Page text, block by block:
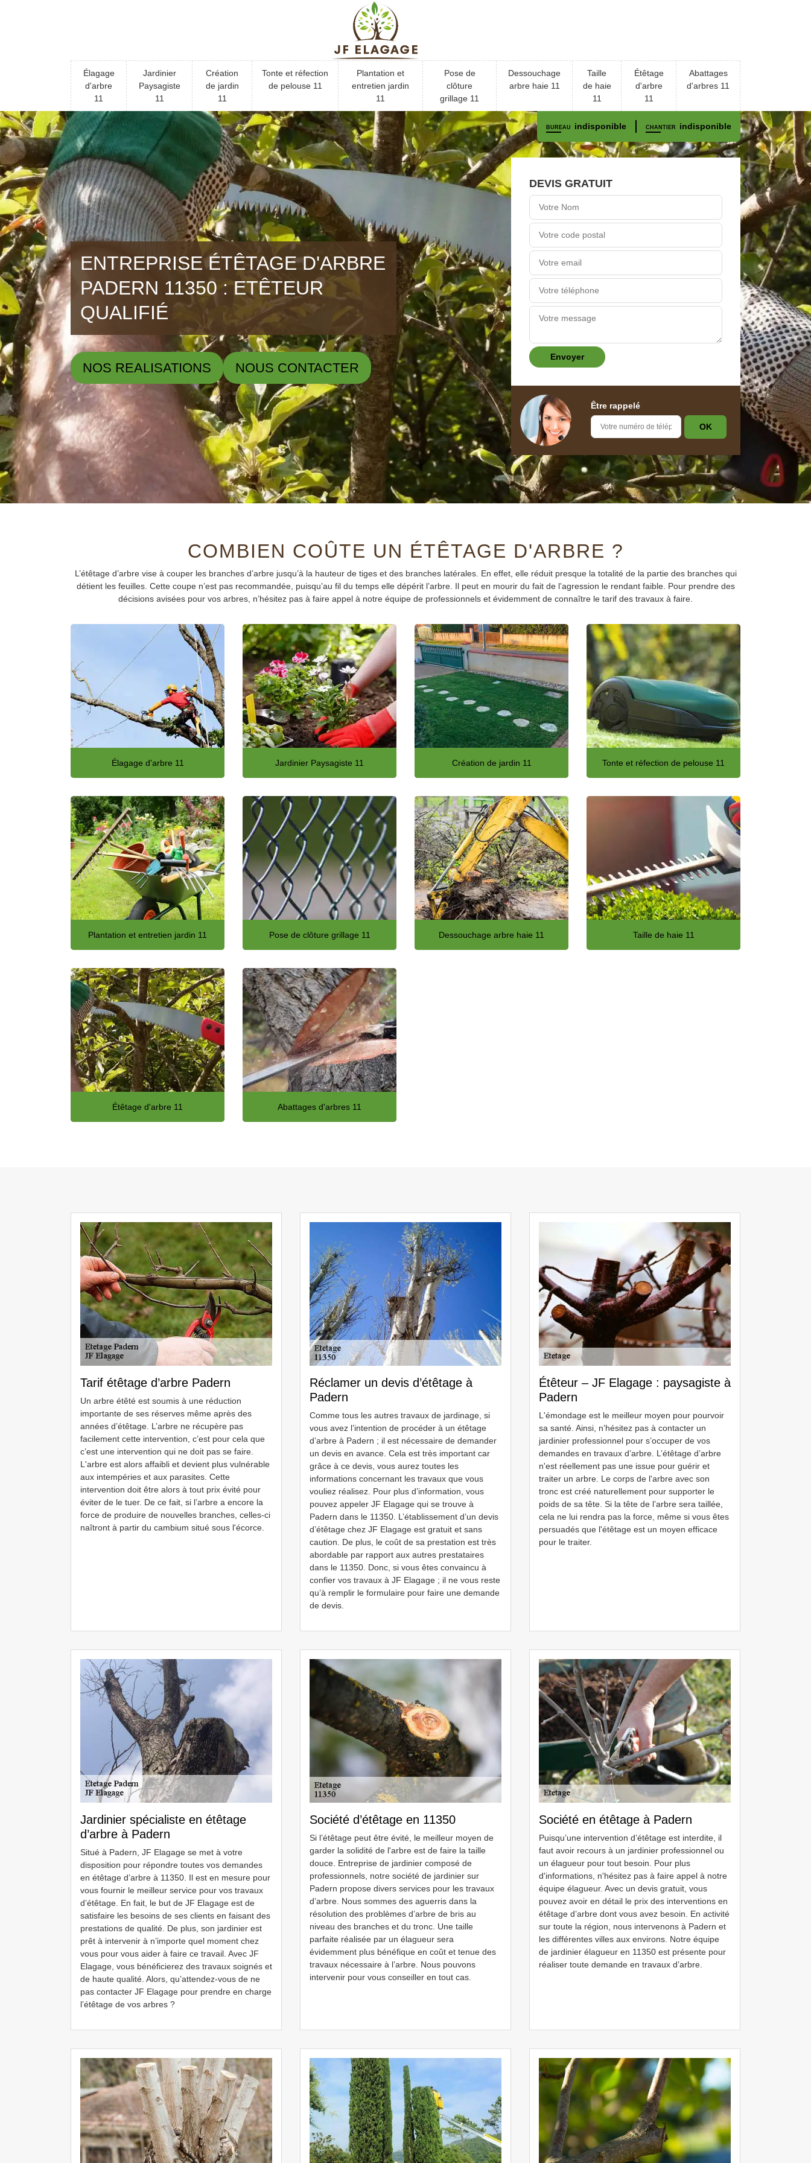
Élagage
d'arbre
11
Jardinier
Paysagiste
11
Création
de jardin
11
Tonte et réfection
de pelouse 11
Plantation et
entretien jardin
11
Pose de
clôture
grillage 11
Dessouchage
arbre haie 11
Taille
de haie
11
Étêtage
d'arbre
11
Abattages
d'arbres 11
BUREAU indisponible CHANTIER indisponible
ENTREPRISE ÉTÊTAGE D'ARBRE
PADERN 11350 : ETÊTEUR
QUALIFIÉ
NOS REALISATIONS NOUS CONTACTER
DEVIS GRATUIT
Être rappelé
COMBIEN COÛTE UN ÉTÊTAGE D'ARBRE ?
L’étêtage d’arbre vise à couper les branches d’arbre jusqu’à la hauteur de tiges et des branches latérales. En effet, elle réduit presque la totalité de la partie des branches qui
détient les feuilles. Cette coupe n’est pas recommandée, puisqu’au fil du temps elle dépérit l’arbre. Il peut en mourir du fait de l’agression le rendant faible. Pour prendre des
décisions avisées pour vos arbres, n’hésitez pas à faire appel à notre équipe de professionnels et évidemment de connaître le tarif des travaux à faire.
Élagage d'arbre 11 Jardinier Paysagiste 11 Création de jardin 11 Tonte et réfection de pelouse 11
Plantation et entretien jardin 11 Pose de clôture grillage 11 Dessouchage arbre haie 11 Taille de haie 11
Étêtage d'arbre 11 Abattages d'arbres 11
Tarif étêtage d’arbre Padern
Un arbre étêté est soumis à une réduction
importante de ses réserves même après des
années d’étêtage. L’arbre ne récupère pas
facilement cette intervention, c’est pour cela que
c’est une intervention qui ne doit pas se faire.
L'arbre est alors affaibli et devient plus vulnérable
aux intempéries et aux parasites. Cette
intervention doit être alors à tout prix évité pour
éviter de le tuer. De ce fait, si l’arbre a encore la
force de produire de nouvelles branches, celles-ci
naîtront à partir du cambium situé sous l'écorce.
Réclamer un devis d’étêtage à
Padern
Comme tous les autres travaux de jardinage, si
vous avez l’intention de procéder à un étêtage
d’arbre à Padern ; il est nécessaire de demander
un devis en avance. Cela est très important car
grâce à ce devis, vous aurez toutes les
informations concernant les travaux que vous
vouliez réalisez. Pour plus d’information, vous
pouvez appeler JF Elagage qui se trouve à
Padern dans le 11350. L’établissement d’un devis
d’étêtage chez JF Elagage est gratuit et sans
caution. De plus, le coût de sa prestation est très
abordable par rapport aux autres prestataires
dans le 11350. Donc, si vous êtes convaincu à
confier vos travaux à JF Elagage ; il ne vous reste
qu’à remplir le formulaire pour faire une demande
de devis.
Étêteur – JF Elagage : paysagiste à
Padern
L'émondage est le meilleur moyen pour pourvoir
sa santé. Ainsi, n’hésitez pas à contacter un
jardinier professionnel pour s’occuper de vos
demandes en travaux d’arbre. L’étêtage d’arbre
n'est réellement pas une issue pour guérir et
traiter un arbre. Le corps de l'arbre avec son
tronc est créé naturellement pour supporter le
poids de sa tête. Si la tête de l’arbre sera taillée,
cela ne lui rendra pas la force, même si vous êtes
persuadés que l'étêtage est un moyen efficace
pour le traiter.
Jardinier spécialiste en étêtage
d’arbre à Padern
Situé à Padern, JF Elagage se met à votre
disposition pour répondre toutes vos demandes
en étêtage d’arbre à 11350. Il est en mesure pour
vous fournir le meilleur service pour vos travaux
d’étêtage. En fait, le but de JF Elagage est de
satisfaire les besoins de ses clients en faisant des
prestations de qualité. De plus, son jardinier est
prêt à intervenir à n’importe quel moment chez
vous pour vous aider à faire ce travail. Avec JF
Elagage, vous bénéficierez des travaux soignés et
de haute qualité. Alors, qu’attendez-vous de ne
pas contacter JF Elagage pour prendre en charge
l’étêtage de vos arbres ?
Société d’étêtage en 11350
Si l’étêtage peut être évité, le meilleur moyen de
garder la solidité de l'arbre est de faire la taille
douce. Entreprise de jardinier composé de
professionnels, notre société de jardinier sur
Padern propose divers services pour les travaux
d’arbre. Nous sommes des aguerris dans la
résolution des problèmes d’arbre de bris au
niveau des branches et du tronc. Une taille
parfaite réalisée par un élagueur sera
évidemment plus bénéfique en coût et tenue des
travaux nécessaire à l’arbre. Nous pouvons
intervenir pour vous conseiller en tout cas.
Société en étêtage à Padern
Puisqu’une intervention d’étêtage est interdite, il
faut avoir recours à un jardinier professionnel ou
un élagueur pour tout besoin. Pour plus
d'informations, n'hésitez pas à faire appel à notre
équipe élagueur. Avec un devis gratuit, vous
pouvez avoir en détail le prix des interventions en
étêtage d’arbre dont vous avez besoin. En activité
sur toute la région, nous intervenons à Padern et
les différentes villes aux environs. Notre équipe
de jardinier élagueur en 11350 est présente pour
réaliser toute demande en travaux d’arbre.